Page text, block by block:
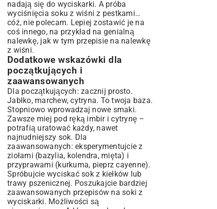
nadają się do wyciskarki. A próba
wyciśnięcia soku z wiśni z pestkami…
cóż, nie polecam. Lepiej zostawić je na
coś innego, na przykład na genialną
nalewkę, jak w tym przepisie na nalewkę
z wiśni.
Dodatkowe wskazówki dla
początkujących i
zaawansowanych
Dla początkujących: zacznij prosto.
Jabłko, marchew, cytryna. To twoja baza.
Stopniowo wprowadzaj nowe smaki.
Zawsze miej pod ręką imbir i cytrynę –
potrafią uratować każdy, nawet
najnudniejszy sok. Dla
zaawansowanych: eksperymentujcie z
ziołami (bazylia, kolendra, mięta) i
przyprawami (kurkuma, pieprz cayenne).
Spróbujcie wyciskać sok z kiełków lub
trawy pszenicznej. Poszukajcie bardziej
zaawansowanych przepisów na soki z
wyciskarki. Możliwości są